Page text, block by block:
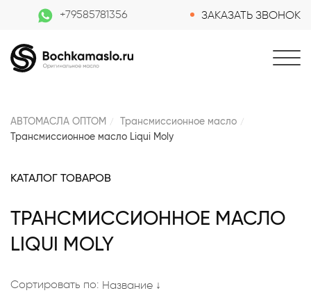
+79585781356 ЗАКАЗАТЬ ЗВОНОК
АВТОМАСЛА ОПТОМ
Трансмиссионное масло
Трансмиссионное масло Liqui Moly
КАТАЛОГ ТОВАРОВ
ТРАНСМИССИОННОЕ МАСЛО
LIQUI MOLY
Сортировать по: Название ↓